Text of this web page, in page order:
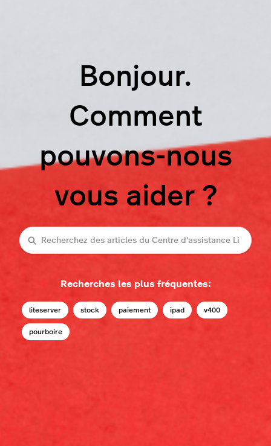
Bonjour.
Comment
pouvons-nous
vous aider ?
Recherche
Recherches les plus fréquentes:
liteserver stock paiement ipad v400
pourboire